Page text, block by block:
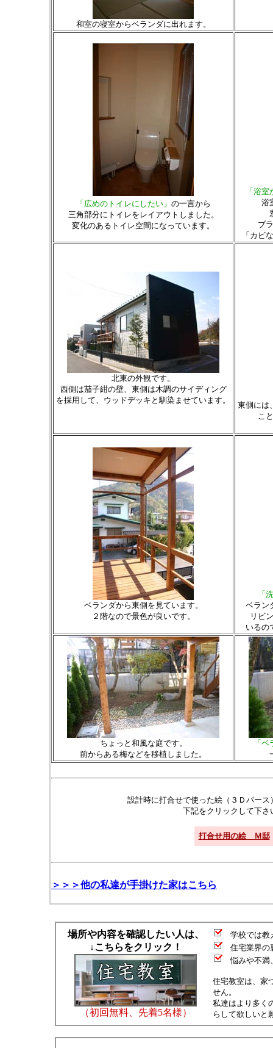
和室の寝室からベランダに出れます。
「広めのトイレにしたい」 の一言から
三角部分にトイレをレイアウトしました。
変化のあるトイレ空間になっています。
「浴
浴
ブ
「カビ
北東の外観です。
西側は茄子紺の壁、東側は木調のサイディング
を採用して、ウッドデッキと馴染ませています。
東側には
こ
ベランダから東側を見ています。
２階なので景色が良いです。
「
ベラン
リビ
いるの
ちょっと和風な庭です。
前からある梅などを移植しました。
「
設計時に打合せで使った絵（３Ｄパース
下記をクリックして下さ
打合せ用の絵 Ｍ邸
＞＞＞他の私達が手掛けた家はこちら
場所や内容を確認したい人は、
↓こちらをクリック！
（初回無料、先着5名様）
学校では教
住宅業界の
悩みや不満
住宅教室は、家
せん。
私達はより多く
らして欲しいと